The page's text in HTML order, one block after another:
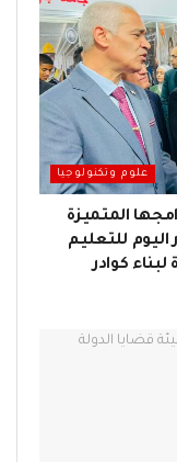
علوم وتكنولوجيا
المتميزة
للتعليم
كوادر